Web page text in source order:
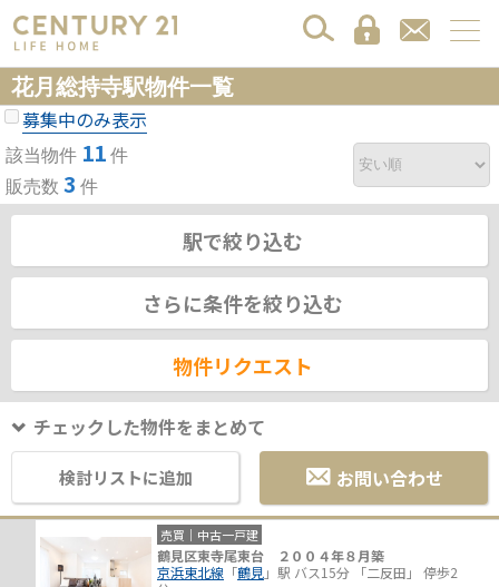
花月総持寺駅物件一覧
募集中のみ表示
該当物件 11 件
販売数 3 件
駅で絞り込む
さらに条件を絞り込む
物件リクエスト
チェックした物件をまとめて
検討リストに追加 お問い合わせ
売買｜中古一戸建
鶴見区東寺尾東台 ２００４年８月築
京浜東北線 「鶴見」駅 バス15分 「二反田」 停歩2